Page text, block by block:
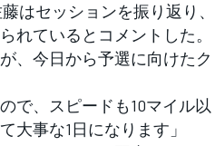
はセッションを振り返り、
れているとコメントした。
、今日から予選に向けたク
で、スピードも10マイル以
大事な1日になります」